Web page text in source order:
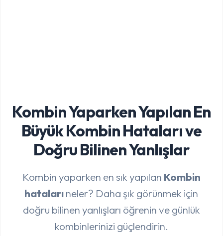
Kombin Yaparken Yapılan En
Büyük Kombin Hataları ve
Doğru Bilinen Yanlışlar
Kombin yaparken en sık yapılan Kombin
hatalarıneler? Daha şık görünmek için
doğru bilinen yanlışları öğrenin ve günlük
kombinlerinizi güçlendirin.